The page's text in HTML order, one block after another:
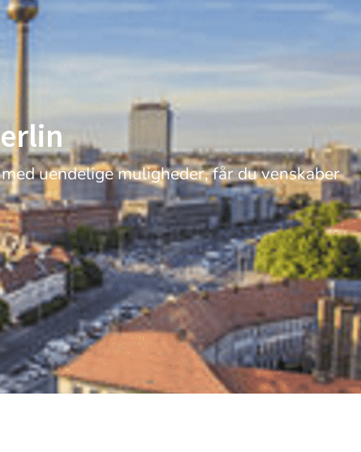
uendelige muligheder, får du venskaber